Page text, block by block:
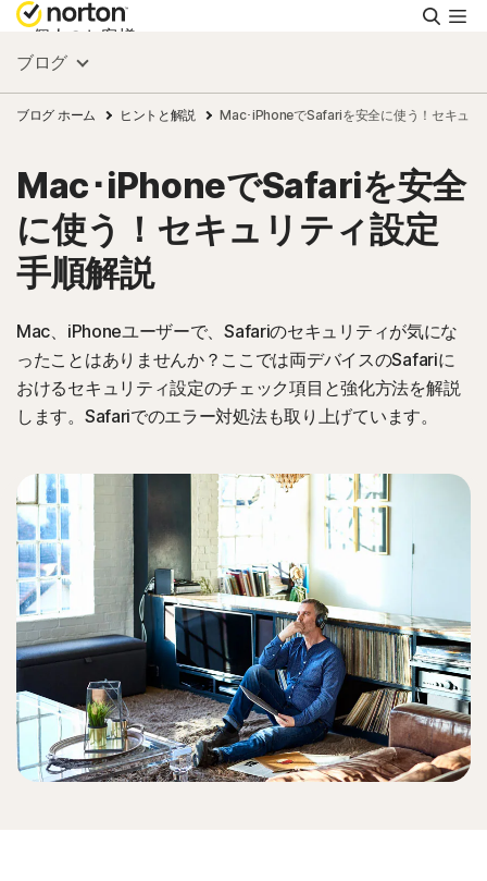
検
索
個人のお客様
スモールビジネス
リソース
サポート
日本
ブログ
ブログ ホーム ヒントと解説 Mac･iPhoneでSafariを安全に使う！セキュリ
Mac･iPhoneでSafariを安全
に使う！セキュリティ設定
手順解説
Mac、iPhoneユーザーで、Safariのセキュリティが気にな
ったことはありませんか？ここでは両デバイスのSafariに
おけるセキュリティ設定のチェック項目と強化方法を解説
します。Safariでのエラー対処法も取り上げています。